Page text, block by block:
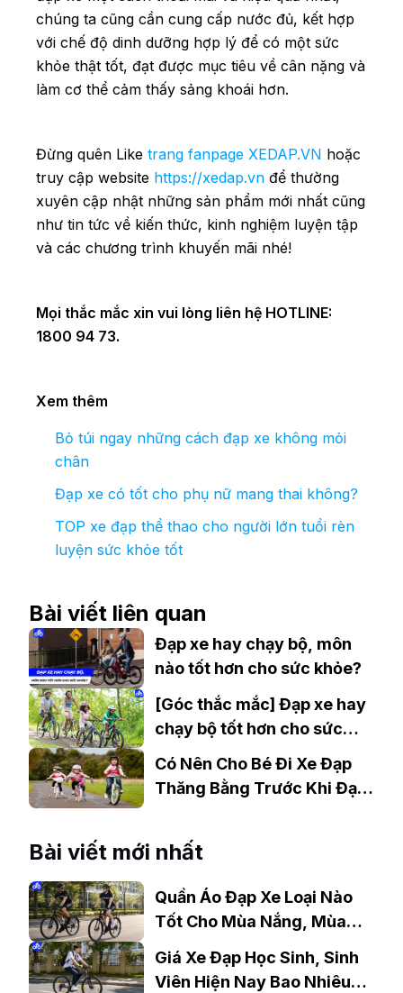
chúng ta cũng cần cung cấp nước đủ, kết hợp
với chế độ dinh dưỡng hợp lý để có một sức
khỏe thật tốt, đạt được mục tiêu về cân nặng và
làm cơ thể cảm thấy sảng khoái hơn.
Đừng quên Like trang fanpage XEDAP.VN hoặc
truy cập website https://xedap.vn để thường
xuyên cập nhật những sản phẩm mới nhất cũng
như tin tức về kiến thức, kinh nghiệm luyện tập
và các chương trình khuyến mãi nhé!
Mọi thắc mắc xin vui lòng liên hệ HOTLINE:
1800 94 73.
Xem thêm
Bỏ túi ngay những cách đạp xe không mỏi
chân
Đạp xe có tốt cho phụ nữ mang thai không?
TOP xe đạp thể thao cho người lớn tuổi rèn
luyện sức khỏe tốt
Bài viết liên quan
Đạp xe hay chạy bộ, môn
nào tốt hơn cho sức khỏe?
[Góc thắc mắc] Đạp xe hay
chạy bộ tốt hơn cho sức
khỏe?
Có Nên Cho Bé Đi Xe Đạp
Thăng Bằng Trước Khi Đạp
Bài viết mới nhất
Quần Áo Đạp Xe Loại Nào
Tốt Cho Mùa Nắng, Mùa
Mưa?
Giá Xe Đạp Học Sinh, Sinh
Viên Hiện Nay Bao Nhiêu?